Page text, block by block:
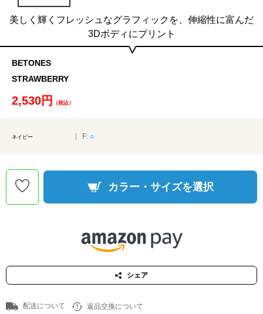
美しく輝くフレッシュなグラフィックを、伸縮性に富んだ
3Dボディにプリント
BETONES
STRAWBERRY
2,530円 （税込）
ネイビー F: ○
カラー・サイズを選択
シェア
配送について 返品交換について